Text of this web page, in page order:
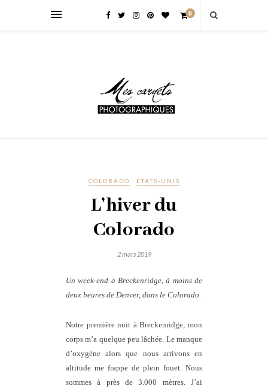
0
COLORADO ETATS-UNIS
L’hiver du
Colorado
2 mars 2019
Un week-end à Breckenridge, à moins de
deux heures de Denver, dans le Colorado.
Notre première nuit à Breckenridge, mon
corps m’a quelque peu lâchée. Le manque
d’oxygène alors que nous arrivons en
altitude me frappe de plein fouet. Nous
sommes à près de 3.000 mètres. J’ai